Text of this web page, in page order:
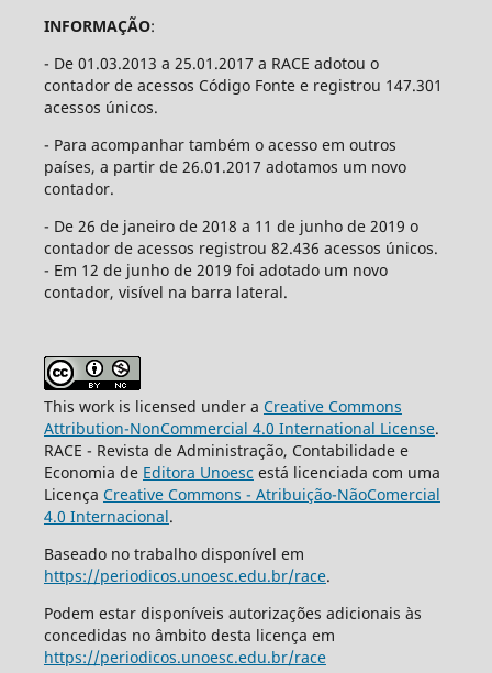
INFORMAÇÃO:
- De 01.03.2013 a 25.01.2017 a RACE adotou o
contador de acessos Código Fonte e registrou 147.301
acessos únicos.
- Para acompanhar também o acesso em outros
países, a partir de 26.01.2017 adotamos um novo
contador.
- De 26 de janeiro de 2018 a 11 de junho de 2019 o
contador de acessos registrou 82.436 acessos únicos.
- Em 12 de junho de 2019 foi adotado um novo
contador, visível na barra lateral.
This work is licensed under a Creative Commons
Attribution-NonCommercial 4.0 International License.
RACE - Revista de Administração, Contabilidade e
Economia de Editora Unoesc está licenciada com uma
Licença Creative Commons - Atribuição-NãoComercial
4.0 Internacional.
Baseado no trabalho disponível em
https://periodicos.unoesc.edu.br/race.
Podem estar disponíveis autorizações adicionais às
concedidas no âmbito desta licença em
https://periodicos.unoesc.edu.br/race